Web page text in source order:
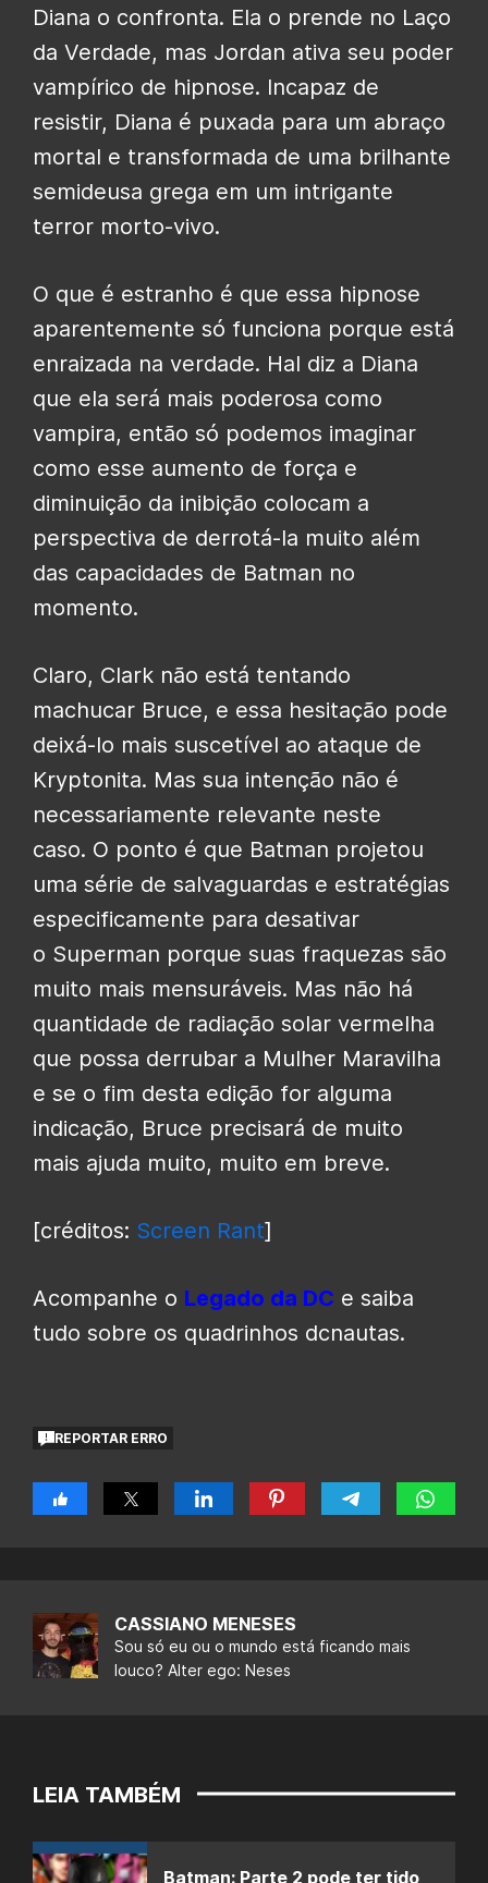
Diana o confronta. Ela o prende no Laço
da Verdade, mas Jordan ativa seu poder
vampírico de hipnose. Incapaz de
resistir, Diana é puxada para um abraço
mortal e transformada de uma brilhante
semideusa grega em um intrigante
terror morto-vivo.
O que é estranho é que essa hipnose
aparentemente só funciona porque está
enraizada na verdade. Hal diz a Diana
que ela será mais poderosa como
vampira, então só podemos imaginar
como esse aumento de força e
diminuição da inibição colocam a
perspectiva de derrotá-la muito além
das capacidades de Batman no
momento.
Claro, Clark não está tentando
machucar Bruce, e essa hesitação pode
deixá-lo mais suscetível ao ataque de
Kryptonita. Mas sua intenção não é
necessariamente relevante neste
caso. O ponto é que Batman projetou
uma série de salvaguardas e estratégias
especificamente para desativar
o Superman porque suas fraquezas são
muito mais mensuráveis. Mas não há
quantidade de radiação solar vermelha
que possa derrubar a Mulher Maravilha
e se o fim desta edição for alguma
indicação, Bruce precisará de muito
mais ajuda muito, muito em breve.
[créditos: Screen Rant]
Acompanhe o Legado da DC e saiba
tudo sobre os quadrinhos dcnautas.
REPORTAR ERRO
CASSIANO MENESES
Sou só eu ou o mundo está ficando mais
louco? Alter ego: Neses
LEIA TAMBÉM
Batman: Parte 2 pode ter tido